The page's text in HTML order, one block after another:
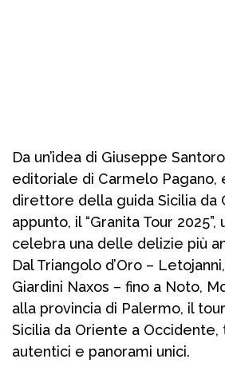
Da un’idea di Giuseppe
editoriale di Carmelo Pagano,
direttore della guida Sicilia da
appunto, il “Granita Tour
celebra una delle delizie più
Dal Triangolo d’Oro –
Giardini Naxos – fino a Noto,
alla provincia di Palermo, il
Sicilia da Oriente a Occidente,
autentici e panorami unici.